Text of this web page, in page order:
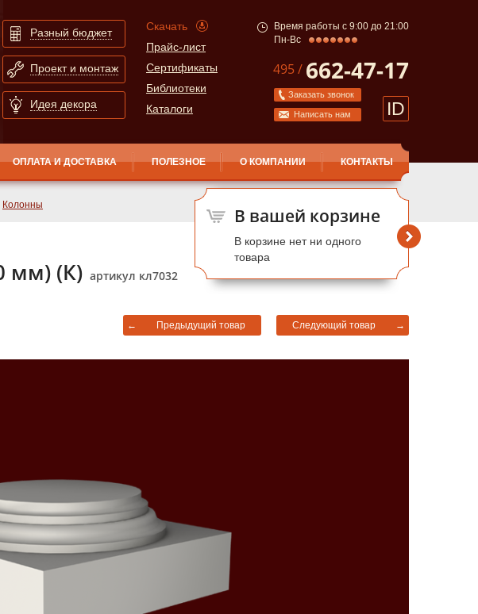
Разный бюджет
Проект и монтаж
Идея декора
Скачать
Прайс-лист
Сертификаты
Библиотеки
Каталоги
Время работы с 9:00 до 21:00
Пн-Вс
495 / 662-47-17
Заказать звонок
Написать нам ID
ОПЛАТА И ДОСТАВКА ПОЛЕЗНОЕ О КОМПАНИИ КОНТАКТЫ
В вашей корзине
В корзине нет ни одного
товара
Колонны
мм) (К) артикул кл7032
← Предыдущий товар Следующий товар →